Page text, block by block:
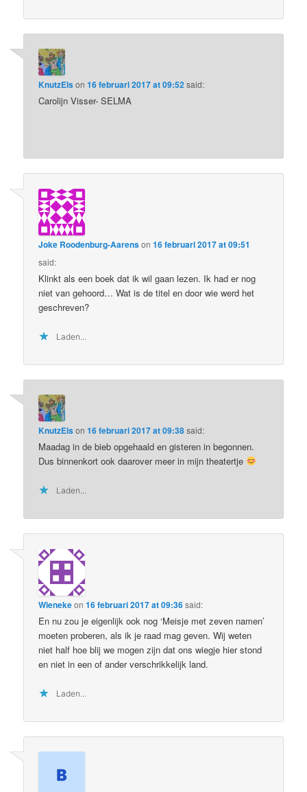
KnutzElson16 februari 2017 at 09:52said:
Carolijn Visser- SELMA
Joke Roodenburg-Aarenson16 februari 2017 at 09:51
said:
Klinkt als een boek dat ik wil gaan lezen. Ik had er nog
niet van gehoord… Wat is de titel en door wie werd het
geschreven?
Laden...
KnutzElson16 februari 2017 at 09:38said:
Maadag in de bieb opgehaald en gisteren in begonnen.
Dus binnenkort ook daarover meer in mijn theatertje
Laden...
Wienekeon16 februari 2017 at 09:36said:
En nu zou je eigenlijk ook nog ‘Meisje met zeven namen’
moeten proberen, als ik je raad mag geven. Wij weten
niet half hoe blij we mogen zijn dat ons wiegje hier stond
en niet in een of ander verschrikkelijk land.
Laden...